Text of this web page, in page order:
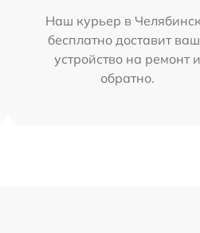
Наш курьер в
бесплатно доставит
устройство на ремонт и
обратно.